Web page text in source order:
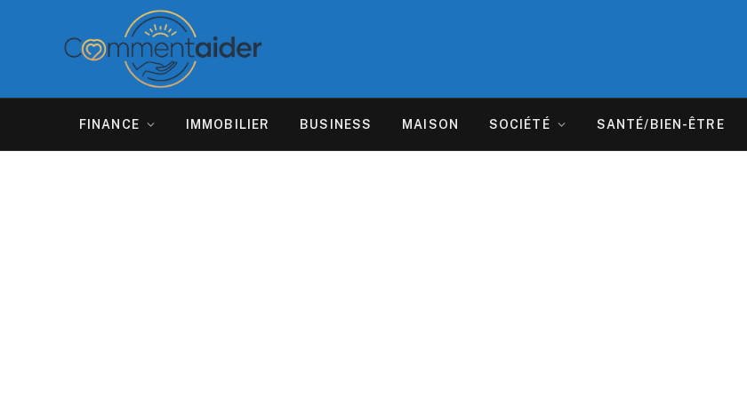
FINANCE IMMOBILIER BUSINESS MAISON SOCIÉTÉ SANTÉ/BIEN-ÊTRE